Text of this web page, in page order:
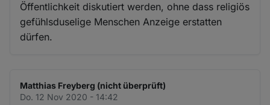
Öffentlichkeit diskutiert werden, ohne dass religiös
gefühlsduselige Menschen Anzeige erstatten
dürfen.
Matthias Freyberg (nicht überprüft)
Do. 12 Nov 2020 - 14:42